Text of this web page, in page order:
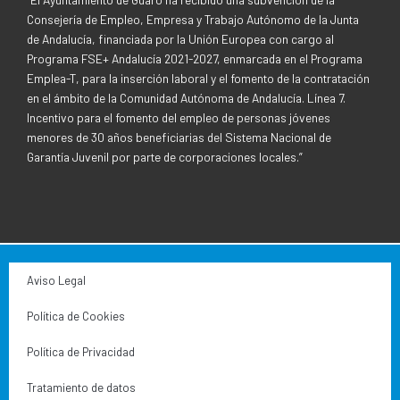
Consejería de Empleo, Empresa y Trabajo Autónomo de la Junta
de Andalucía, financiada por la Unión Europea con cargo al
Programa FSE+ Andalucía 2021-2027, enmarcada en el Programa
Emplea-T, para la inserción laboral y el fomento de la contratación
en el ámbito de la Comunidad Autónoma de Andalucía. Línea 7.
Incentivo para el fomento del empleo de personas jóvenes
menores de 30 años beneficiarias del Sistema Nacional de
Garantía Juvenil por parte de corporaciones locales.”
Aviso Legal
Política de Cookies
Política de Privacidad
Tratamiento de datos